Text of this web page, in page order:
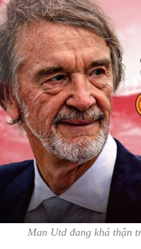
Man Utd đang khá thận